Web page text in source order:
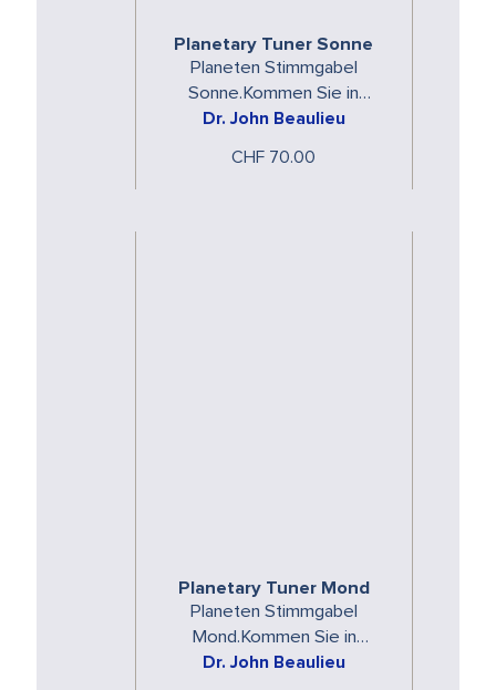
Planetary Tuner Sonne
Planeten Stimmgabel
Sonne.Kommen Sie in
Resonanz mit den
Dr. John Beaulieu
CHF 70.00
Planetary Tuner Mond
Planeten Stimmgabel
Mond.Kommen Sie in
Resonanz mit den
Dr. John Beaulieu